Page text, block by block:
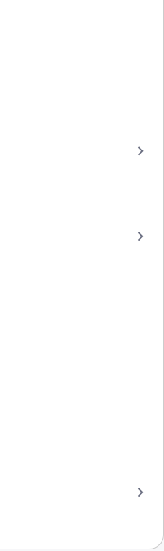
keyboard_arrow_right
keyboard_arrow_right
keyboard_arrow_right